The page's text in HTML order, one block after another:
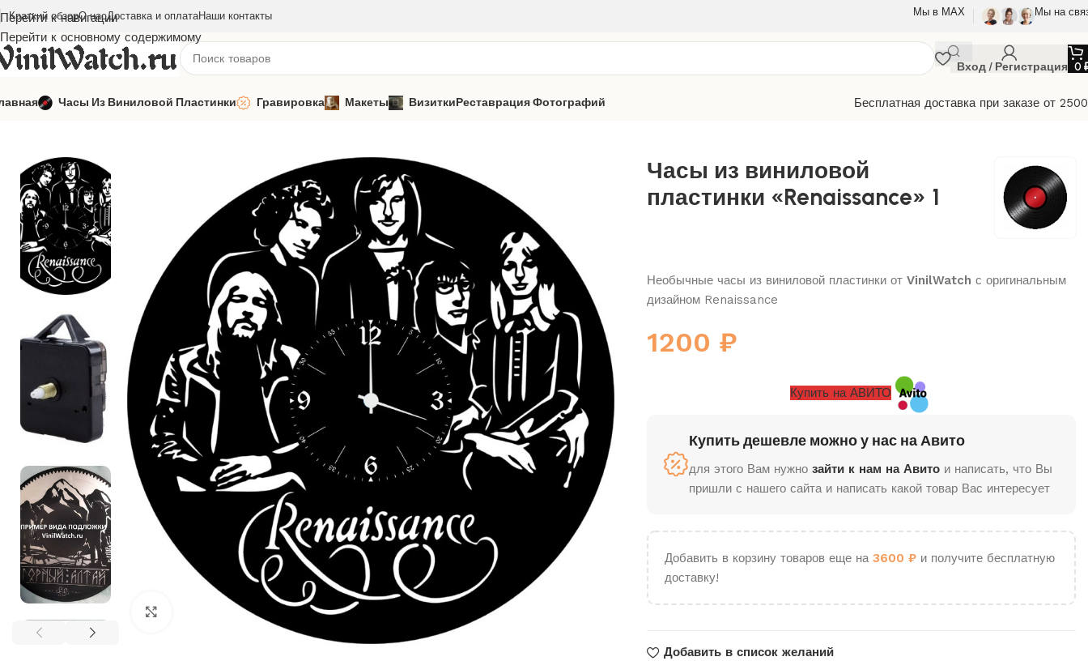
Перейти к навигации
Перейти к основному содержимому
Краткий обзорО насДоставка и оплатаНаши контакты Мы в МАХ Мы на
Вход / Регистрация 0
Часы Из Виниловой Пластинки Гравировка Макеты ВизиткиРеставрация Фотографий
Бесплатная доставка при заказе от
Главная
Зарубежная музыка Renaissance
Нажмите, чтобы увеличить
Часы из виниловой
пластинки «Renaissance» 1
Необычные часы из виниловой пластинки от VinilWatch с оригинальным
дизайном Renaissance
1200 ₽
Купить на АВИТО
Купить дешевле можно у нас на Авито
для этого Вам нужно зайти к нам на Авитои написать, что Вы
пришли с нашего сайта и написать какой товар Вас интересует
Добавить в корзину товаров еще на 3600 ₽и получите бесплатную
доставку!
Добавить в список желаний